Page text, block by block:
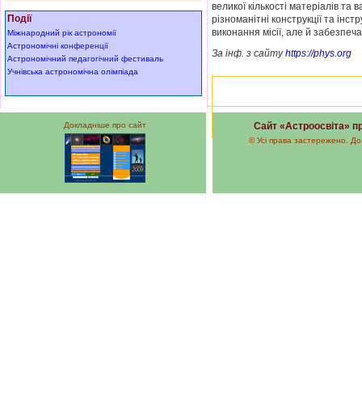
Події
Міжнародний рік астрономії
Астрономічні конференції
Астрономічний педагогічний фестиваль
Учнівська астрономічна олімпіада
великої кількості матеріалів
різноманітні конструкції та
виконання місії, але й
За інф. з сайтуhttps://phys.org
Докладніше про сайт Сайт «Астроосвіта»
© Усі права застережено.